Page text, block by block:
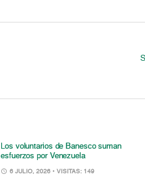
Los voluntarios de Banesco suman
esfuerzos por Venezuela
6 JULIO, 2026 • VISITAS: 149